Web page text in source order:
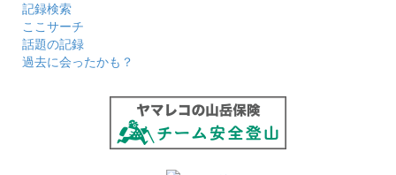
記録検索
ここサーチ
話題の記録
過去に会ったかも？